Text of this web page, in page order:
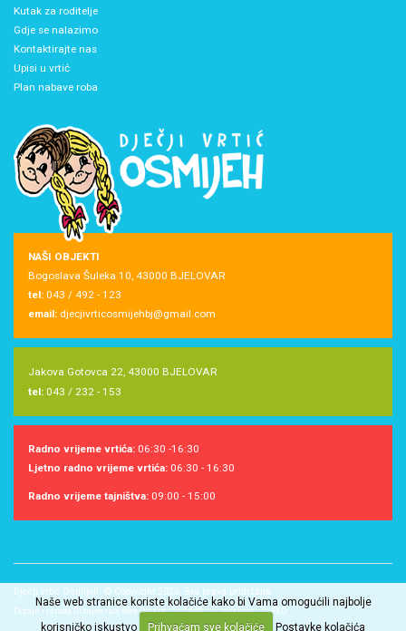
Kutak za roditelje
Gdje se nalazimo
Kontaktirajte nas
Upisi u vrtić
Plan nabave roba
NAŠI OBJEKTI
Bogoslava Šuleka 10, 43000 BJELOVAR
tel: 043 / 492 - 123
email: djecjivrticosmijehbj@gmail.com
Jakova Gotovca 22, 43000 BJELOVAR
tel: 043 / 232 - 153
Radno vrijeme vrtića: 06:30 -16:30
Ljetno radno vrijeme vrtića: 06:30 - 16:30
Radno vrijeme tajništva: 09:00 - 15:00
Dječji vrtić Osmijeh © Copyright 2026. Sva prava pridržana.
Dizajn i izrada Dizajnerica Web Dizajn CMS Hosting SEO
Naše web stranice koriste kolačiće kako bi Vama omogućili najbolje
korisničko iskustvo
Prihvaćam sve kolačiće Postavke kolačića